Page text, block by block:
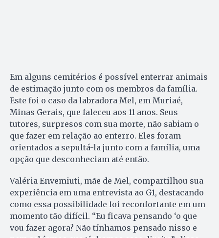
Em alguns cemitérios é possível enterrar animais
de estimação junto com os membros da família.
Este foi o caso da labradora Mel, em Muriaé,
Minas Gerais, que faleceu aos 11 anos. Seus
tutores, surpresos com sua morte, não sabiam o
que fazer em relação ao enterro. Eles foram
orientados a sepultá-la junto com a família, uma
opção que desconheciam até então.
Valéria Envemiuti, mãe de Mel, compartilhou sua
experiência em uma entrevista ao G1, destacando
como essa possibilidade foi reconfortante em um
momento tão difícil. “Eu ficava pensando ‘o que
vou fazer agora? Não tínhamos pensado nisso e